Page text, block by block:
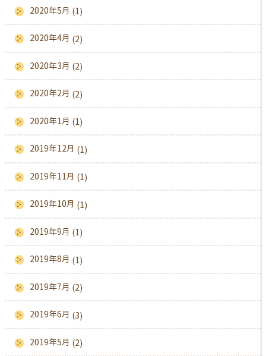
2020年5月 (1)
2020年4月 (2)
2020年3月 (2)
2020年2月 (2)
2020年1月 (1)
2019年12月 (1)
2019年11月 (1)
2019年10月 (1)
2019年9月 (1)
2019年8月 (1)
2019年7月 (2)
2019年6月 (3)
2019年5月 (2)